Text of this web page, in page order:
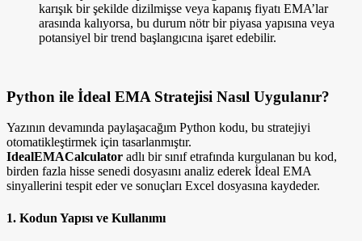
karışık bir şekilde dizilmişse veya kapanış fiyatı EMA’lar
arasında kalıyorsa, bu durum nötr bir piyasa yapısına veya
potansiyel bir trend başlangıcına işaret edebilir.
Python ile İdeal EMA Stratejisi Nasıl Uygulanır?
Yazının devamında paylaşacağım Python kodu, bu stratejiyi
otomatikleştirmek için tasarlanmıştır.
IdealEMACalculator adlı bir sınıf etrafında kurgulanan bu kod,
birden fazla hisse senedi dosyasını analiz ederek İdeal EMA
sinyallerini tespit eder ve sonuçları Excel dosyasına kaydeder.
1. Kodun Yapısı ve Kullanımı